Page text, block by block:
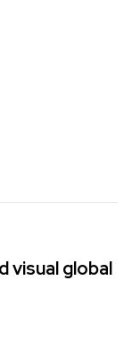
visual global